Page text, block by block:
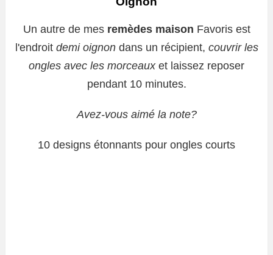
Un autre de mesremèdes maison Favoris est
l'endroit demi oignondans un récipient, couvrir les
ongles avec les morceauxet laissez reposer
pendant 10 minutes.
Avez-vous aimé la note?
10 designs étonnants pour ongles courts